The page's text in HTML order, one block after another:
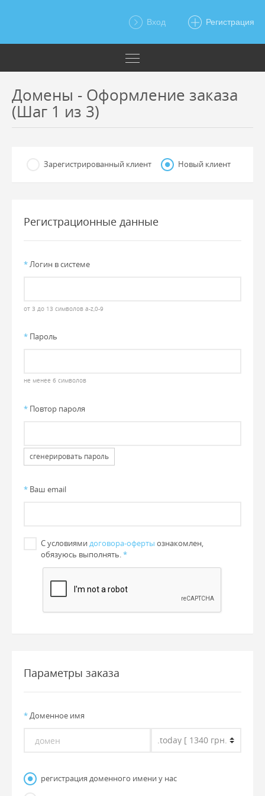
Вход Регистрация
Домены - Оформление заказа
(Шаг 1 из 3)
Зарегистрированный клиент Новый клиент
Регистрационные данные
*Логин в системе
от 3 до 13 символов a-z,0-9
* Пароль
не менее 6 символов
* Повтор пароля
сгенерировать пароль
* Ваш email
С условиями договора-оферты ознакомлен,
обязуюсь выполнять.*
Параметры заказа
*Доменное имя
регистрация доменного имени у нас